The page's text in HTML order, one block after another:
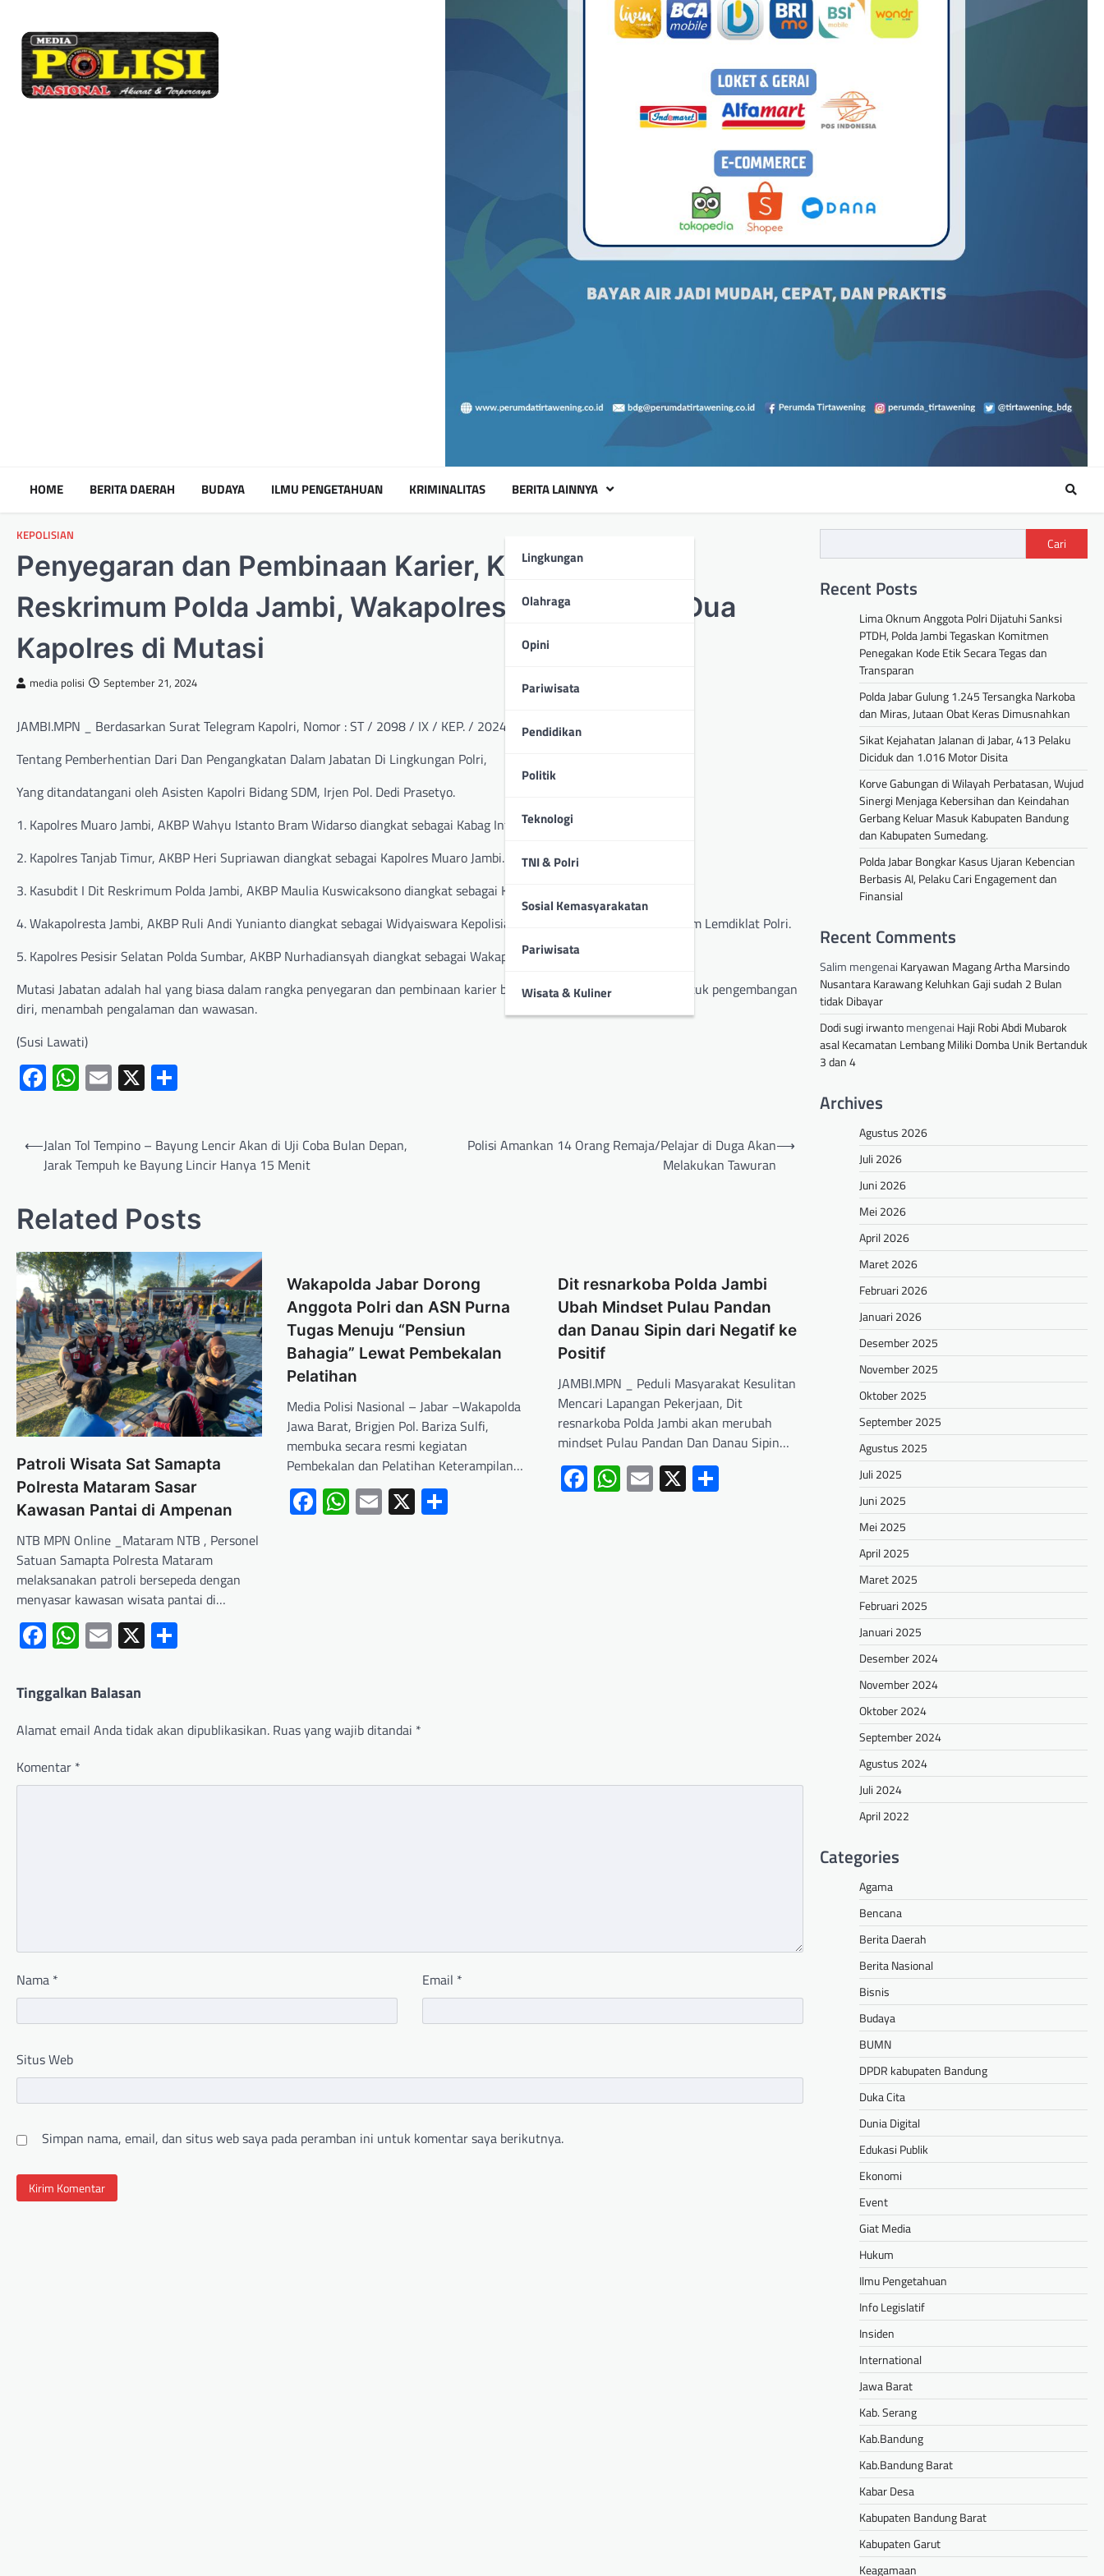
HOME BERITA DAERAH BUDAYA ILMU PENGETAHUAN KRIMINALITAS BERITA LAINNYA
Lingkungan
Olahraga
Opini
Pariwisata
Pendidikan
Politik
Teknologi
TNI & Polri
Sosial Kemasyarakatan
Pariwisata
Wisata & Kuliner
KEPOLISIAN
Penyegaran dan Pembinaan Karier, Kasubdit I Dit
Reskrimum Polda Jambi, Wakapolresta Jambi dan Dua
Kapolres di Mutasi
media polisi September 21, 2024
JAMBI.MPN _ Berdasarkan Surat Telegram Kapolri, Nomor : ST / 2098 / IX / KEP. / 2024, Tanggal 20 September 2024.
Tentang Pemberhentian Dari Dan Pengangkatan Dalam Jabatan Di Lingkungan Polri,
Yang ditandatangani oleh Asisten Kapolri Bidang SDM, Irjen Pol. Dedi Prasetyo.
1. Kapolres Muaro Jambi, AKBP Wahyu Istanto Bram Widarso diangkat sebagai Kabag Infolog Rolog Polda Jambi.
2. Kapolres Tanjab Timur, AKBP Heri Supriawan diangkat sebagai Kapolres Muaro Jambi.
3. Kasubdit I Dit Reskrimum Polda Jambi, AKBP Maulia Kuswicaksono diangkat sebagai Kapolres Tanjabtim.
4. Wakapolresta Jambi, AKBP Ruli Andi Yunianto diangkat sebagai Widyaiswara Kepolisian Madya Tk. III Sespimmen Sespim Lemdiklat Polri.
5. Kapolres Pesisir Selatan Polda Sumbar, AKBP Nurhadiansyah diangkat sebagai Wakapolresta Jambi.
Mutasi Jabatan adalah hal yang biasa dalam rangka penyegaran dan pembinaan karier bagi setiap personel Polri serta untuk pengembangan
diri, menambah pengalaman dan wawasan.
(Susi Lawati)
Facebook
WhatsApp
Email
X
⟵Jalan Tol Tempino – Bayung Lencir Akan di Uji Coba Bulan Depan,
Jarak Tempuh ke Bayung Lincir Hanya 15 Menit
Polisi Amankan 14 Orang Remaja/Pelajar di Duga Akan
Melakukan Tawuran
⟶
Related Posts
Patroli Wisata Sat Samapta
Polresta Mataram Sasar
Kawasan Pantai di Ampenan
NTB MPN Online _Mataram NTB , Personel
Satuan Samapta Polresta Mataram
melaksanakan patroli bersepeda dengan
menyasar kawasan wisata pantai di…
Facebook
WhatsApp
Email
X
Wakapolda Jabar Dorong
Anggota Polri dan ASN Purna
Tugas Menuju “Pensiun
Bahagia” Lewat Pembekalan
Pelatihan
Media Polisi Nasional – Jabar –Wakapolda
Jawa Barat, Brigjen Pol. Bariza Sulfi,
membuka secara resmi kegiatan
Pembekalan dan Pelatihan Keterampilan…
Facebook
WhatsApp
Email
X
Dit resnarkoba Polda Jambi
Ubah Mindset Pulau Pandan
dan Danau Sipin dari Negatif ke
Positif
JAMBI.MPN _ Peduli Masyarakat Kesulitan
Mencari Lapangan Pekerjaan, Dit
resnarkoba Polda Jambi akan merubah
mindset Pulau Pandan Dan Danau Sipin…
Facebook
WhatsApp
Email
X Share
Tinggalkan Balasan
Alamat email Anda tidak akan dipublikasikan. Ruas yang wajib ditandai *
Komentar *
Nama * Email *
Situs Web
Simpan nama, email, dan situs web saya pada peramban ini untuk komentar saya berikutnya.
Cari
Recent Posts
Lima Oknum Anggota Polri Dijatuhi Sanksi
PTDH, Polda Jambi Tegaskan Komitmen
Penegakan Kode Etik Secara Tegas dan
Transparan
Polda Jabar Gulung 1.245 Tersangka Narkoba
dan Miras, Jutaan Obat Keras Dimusnahkan
Sikat Kejahatan Jalanan di Jabar, 413 Pelaku
Diciduk dan 1.016 Motor Disita
Korve Gabungan di Wilayah Perbatasan, Wujud
Sinergi Menjaga Kebersihan dan Keindahan
Gerbang Keluar Masuk Kabupaten Bandung
dan Kabupaten Sumedang.
Polda Jabar Bongkar Kasus Ujaran Kebencian
Berbasis AI, Pelaku Cari Engagement dan
Finansial
Recent Comments
Salim mengenai Karyawan Magang Artha Marsindo
Nusantara Karawang Keluhkan Gaji sudah 2 Bulan
tidak Dibayar
Dodi sugi irwantomengenai Haji Robi Abdi Mubarok
asal Kecamatan Lembang Miliki Domba Unik Bertanduk
3 dan 4
Archives
Agustus 2026
Juli 2026
Juni 2026
Mei 2026
April 2026
Maret 2026
Februari 2026
Januari 2026
Desember 2025
November 2025
Oktober 2025
September 2025
Agustus 2025
Juli 2025
Juni 2025
Mei 2025
April 2025
Maret 2025
Februari 2025
Januari 2025
Desember 2024
November 2024
Oktober 2024
September 2024
Agustus 2024
Juli 2024
April 2022
Categories
Agama
Bencana
Berita Daerah
Berita Nasional
Bisnis
Budaya
BUMN
DPDR kabupaten Bandung
Duka Cita
Dunia Digital
Edukasi Publik
Ekonomi
Event
Giat Media
Hukum
Ilmu Pengetahuan
Info Legislatif
Insiden
International
Jawa Barat
Kab. Serang
Kab.Bandung
Kab.Bandung Barat
Kabar Desa
Kabupaten Bandung Barat
Kabupaten Garut
Keagamaan